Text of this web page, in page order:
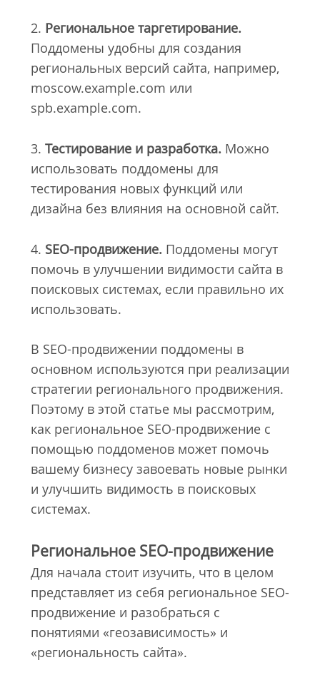
2. Региональное таргетирование.
Поддомены удобны для создания
региональных версий сайта, например,
moscow.example.com или
spb.example.com.
3. Тестирование и разработка.Можно
использовать поддомены для
тестирования новых функций или
дизайна без влияния на основной сайт.
4. SEO-продвижение.Поддомены могут
помочь в улучшении видимости сайта в
поисковых системах, если правильно их
использовать.
В SEO-продвижении поддомены в
основном используются при реализации
стратегии регионального продвижения.
Поэтому в этой статье мы рассмотрим,
как региональное SEO-продвижение с
помощью поддоменов может помочь
вашему бизнесу завоевать новые рынки
и улучшить видимость в поисковых
системах.
Региональное SEO-продвижение
Для начала стоит изучить, что в целом
представляет из себя региональное SEO-
продвижение и разобраться с
понятиями «геозависимость» и
«региональность сайта».